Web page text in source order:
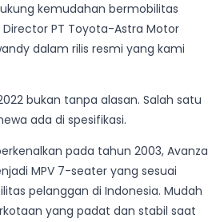
kemudahan bermobilitas
PT Toyota-Astra Motor
dalam rilis resmi yang kami
bukan tanpa alasan. Salah satu
ada di spesifikasi.
pada tahun 2003, Avanza
MPV 7-seater yang sesuai
pelanggan di Indonesia. Mudah
yang padat dan stabil saat